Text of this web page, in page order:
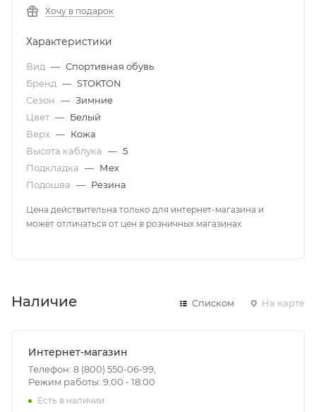
Хочу в подарок
Характеристики
Вид — Спортивная обувь
Бренд — STOKTON
Сезон — Зимние
Цвет — Белый
Верх — Кожа
Высота каблука — 5
Подкладка — Мех
Подошва — Резина
Цена действительна только для интернет-магазина и
может отличаться от цен в розничных магазинах
Наличие Списком На карте
Интернет-магазин
Телефон: 8 (800) 550-06-99,
Режим работы: 9:00 - 18:00
Есть в наличии